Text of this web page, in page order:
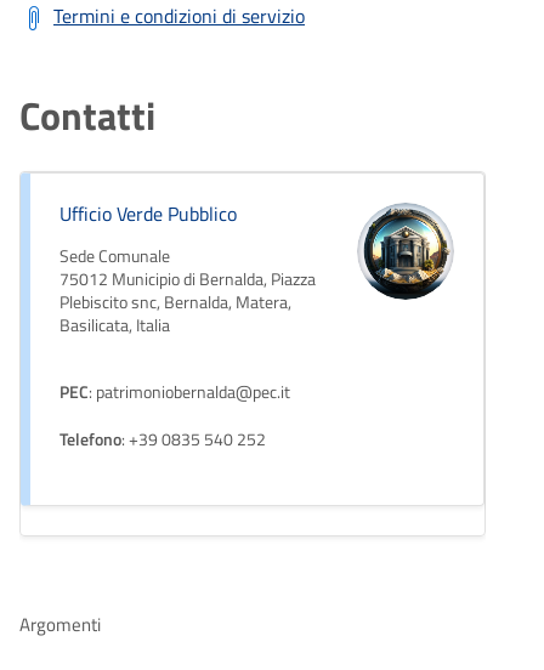
Termini e condizioni di servizio
Contatti
Ufficio Verde Pubblico
Sede Comunale
75012 Municipio di Bernalda, Piazza
Plebiscito snc, Bernalda, Matera,
Basilicata, Italia
PEC: patrimoniobernalda@pec.it
Telefono: +39 0835 540 252
Argomenti